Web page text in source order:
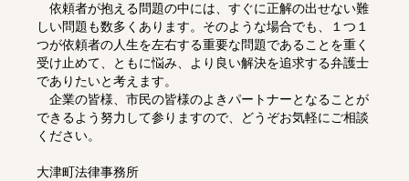
依頼者が抱える問題の中には、すぐに正解の出せない難
しい問題も数多くあります。そのような場合でも、１つ１
つが依頼者の人生を左右する重要な問題であることを重く
受け止めて、ともに悩み、より良い解決を追求する弁護士
でありたいと考えます。
企業の皆様、市民の皆様のよきパートナーとなることが
できるよう努力して参りますので、どうぞお気軽にご相談
ください。
大津町法律事務所